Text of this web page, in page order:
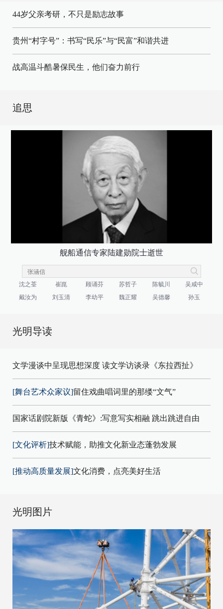
44岁父亲考研，不只是励志故事
贵州“村字号”：书写“民乐”与“民富”和谐共进
战高温斗酷暑保民生，他们奋力前行
追思
舰船通信专家陆建勋院士逝世
沈之荃 崔崑 顾诵芬 苏哲子 陈毓川
吴咸中
戴汝为
刘玉清 李幼平 魏正耀 吴德馨 孙玉
光明导读
文学漫谈中呈现思想深度 读文学访谈录《东拉西扯》
[舞台艺术众家议]留住戏曲唱词里的那缕“文气”
国家话剧院新版《青蛇》:写意写实相融 跳出跳进自由
[文化评析]技术赋能，助推文化新业态蓬勃发展
[推动高质量发展]文化消费，点亮美好生活
光明图片